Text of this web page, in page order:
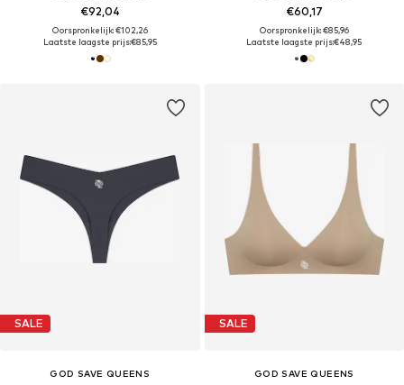
€92,04
Oorspronkelijk: €102,26
Laatste laagste prijs:€85,95
€60,17
Oorspronkelijk: €85,96
Laatste laagste prijs:€48,95
SALE
GOD SAVE QUEENS
SALE
GOD SAVE QUEENS